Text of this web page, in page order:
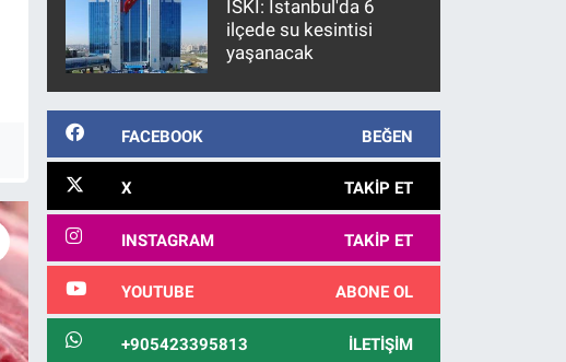
İSKİ: İstanbul'da 6
ilçede su kesintisi
yaşanacak
FACEBOOK BEĞEN
X TAKIP ET
INSTAGRAM TAKIP ET
YOUTUBE ABONE OL
+905423395813 İLETIŞIM